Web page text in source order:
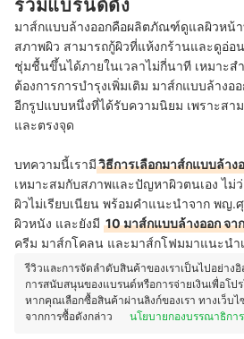
รวมแบรนด์ดัง
มาส์กแบบล้างออกคือผลิตภัณฑ์ดูแลผิวหน้
สภาพผิว สามารถกู้ผิวที่แห้งกร้านและดูอ่อ
ชุ่มชื้นขึ้นได้ภายในเวลาไม่กี่นาที เหมาะ
ต้องการการบำรุงเพิ่มเติม มาส์กแบบล้างอ
อีกรูปแบบหนึ่งที่ได้รับความนิยม เพราะสา
และตรงจุด
บทความนี้เรามีวิธีการเลือกมาส์กแบบล้าง
เหมาะสมกับสภาพและปัญหาผิวตนเอง ไม่
ผิวไม่เรียบเนียน พร้อมคำแนะนำจาก พญ
ผิวหนัง และยังมี 10 มาส์กแบบล้างออก จา
ครีม มาส์กโคลน และมาส์กโฟมมาแนะนำ
รีวิวและการจัดลำดับสินค้าของเราเป็นไปอย่าง
การสนับสนุนของแบรนด์หรือการจ่ายเงินเพื่อโ
หากคุณเลือกซื้อสินค้าผ่านลิงก์ของเรา ทางเว็บ
จากการซื้อดังกล่าว
นโยบายกองบรรณาธิการ